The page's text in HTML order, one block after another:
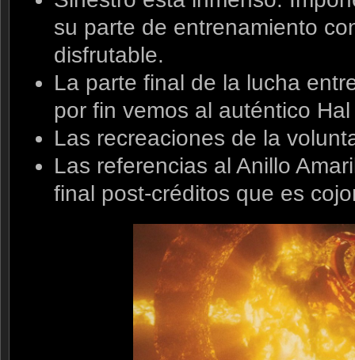
su parte de entrenamiento
disfrutable.
La parte final de la lucha
por fin vemos al auténtico
Las recreaciones de la
Las referencias al Anillo
final post-créditos que es